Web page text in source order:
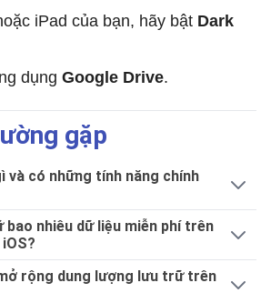
iPad của bạn, hãy bật Dark
dụng Google Drive.
gặp
và có những tính năng chính
nhiêu dữ liệu miễn phí trên
rộng dung lượng lưu trữ trên